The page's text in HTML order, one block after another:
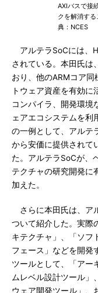
AXIバスで接
クを解消す
典：NCES
アルテラSoCには、
されている。本田氏は
おり、他のARMコア
トウェア資産を有効
コンパイラ、開発環境
ェアエコシステムを利
の一例として、アルテ
から安価に提供されて
た。アルテラSoCが、
テクチャの研究開発に
加えた。
さらに本田氏は、ア
ついて紹介した。実際
キテクチャ」、「ソフ
フェース」などを開発
ツールとして、「アー
ムレベル設計ツール」
ウェア開発ツール」、